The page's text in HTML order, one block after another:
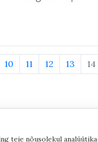
10 11 12 13 14
teie nõusolekul